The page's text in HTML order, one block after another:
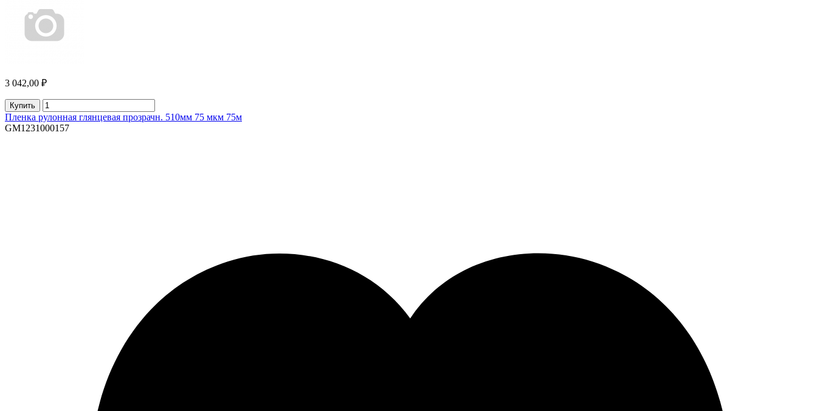
3 042,00 ₽
Купить
Пленка рулонная глянцевая прозрачн. 510мм 75 мкм 75м
GM1231000157